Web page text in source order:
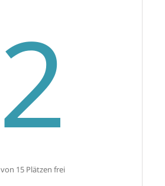
2
von 15 Plätzen frei